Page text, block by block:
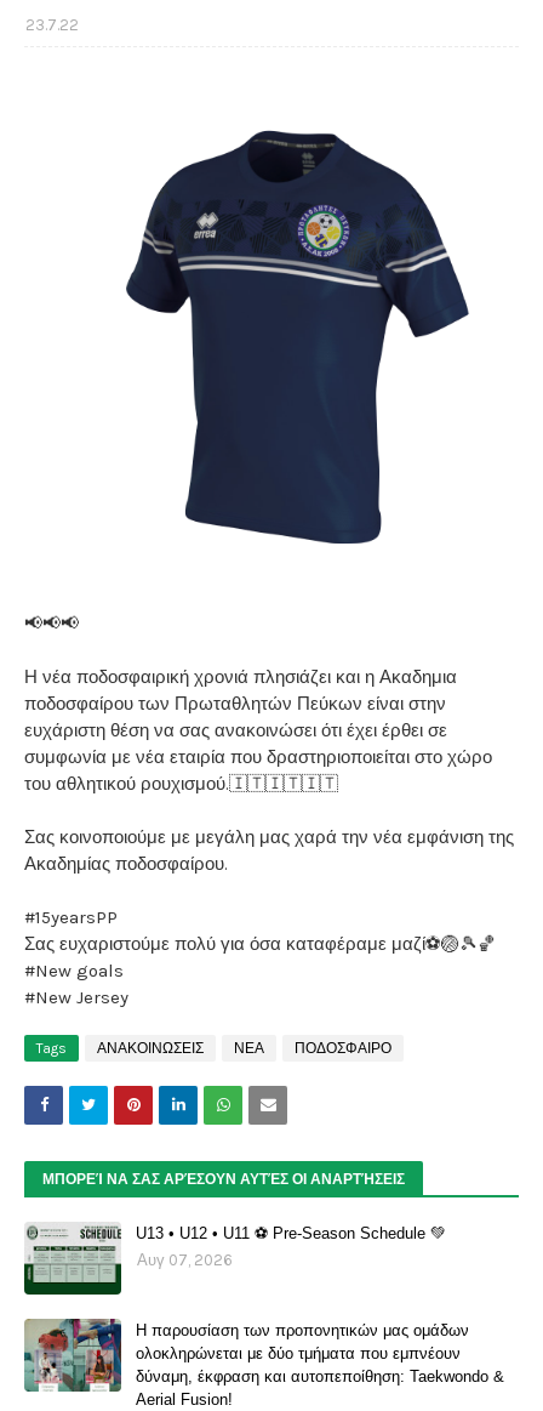
23.7.22
📢📢📢
Η νέα ποδοσφαιρική χρονιά πλησιάζει και η Ακαδημια
ποδοσφαίρου των Πρωταθλητών Πεύκων είναι στην
ευχάριστη θέση να σας ανακοινώσει ότι έχει έρθει σε
συμφωνία με νέα εταιρία που δραστηριοποιείται στο χώρο
του αθλητικού ρουχισμού.🇮🇹🇮🇹🇮🇹
Σας κοινοποιούμε με μεγάλη μας χαρά την νέα εμφάνιση της
Ακαδημίας ποδοσφαίρου.
#15yearsPP
Σας ευχαριστούμε πολύ για όσα καταφέραμε μαζί⚽️🏐🎾🏀
#New goals
#New Jersey
Tags ΑΝΑΚΟΙΝΩΣΕΙΣ ΝΕΑ ΠΟΔΟΣΦΑΙΡΟ
ΜΠΟΡΕΊ ΝΑ ΣΑΣ ΑΡΈΣΟΥΝ ΑΥΤΈΣ ΟΙ ΑΝΑΡΤΉΣΕΙΣ
U13 • U12 • U11 ⚽️ Pre-Season Schedule 💚
Αυγ 07, 2026
Η παρουσίαση των προπονητικών μας ομάδων
ολοκληρώνεται με δύο τμήματα που εμπνέουν
δύναμη, έκφραση και αυτοπεποίθηση: Taekwondo &
Aerial Fusion!